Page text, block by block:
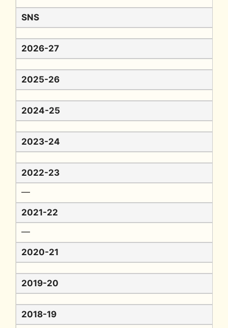
SNS
2026-27
2025-26
2024-25
2023-24
2022-23
━
2021-22
━
2020-21
2019-20
2018-19